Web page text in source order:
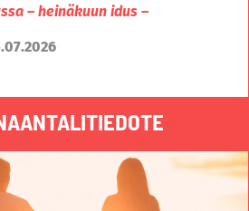
– heinäkuun idus –